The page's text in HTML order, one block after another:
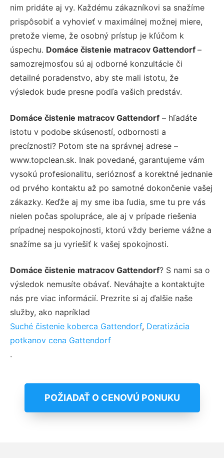
nim pridáte aj vy. Každému zákazníkovi sa snažíme
prispôsobiť a vyhovieť v maximálnej možnej miere,
pretože vieme, že osobný prístup je kľúčom k
úspechu. Domáce čistenie matracov Gattendorf –
samozrejmosťou sú aj odborné konzultácie či
detailné poradenstvo, aby ste mali istotu, že
výsledok bude presne podľa vašich predstáv.
Domáce čistenie matracov Gattendorf – hľadáte
istotu v podobe skúseností, odbornosti a
precíznosti? Potom ste na správnej adrese –
www.topclean.sk. Inak povedané, garantujeme vám
vysokú profesionalitu, serióznosť a korektné jednanie
od prvého kontaktu až po samotné dokončenie vašej
zákazky. Keďže aj my sme iba ľudia, sme tu pre vás
nielen počas spolupráce, ale aj v prípade riešenia
prípadnej nespokojnosti, ktorú vždy berieme vážne a
snažíme sa ju vyriešiť k vašej spokojnosti.
Domáce čistenie matracov Gattendorf? S nami sa o
výsledok nemusíte obávať. Neváhajte a kontaktujte
nás pre viac informácií. Prezrite si aj ďalšie naše
služby, ako napríklad
Suché čistenie koberca Gattendorf, Deratizácia
potkanov cena Gattendorf
.
POŽIADAŤ O CENOVÚ PONUKU